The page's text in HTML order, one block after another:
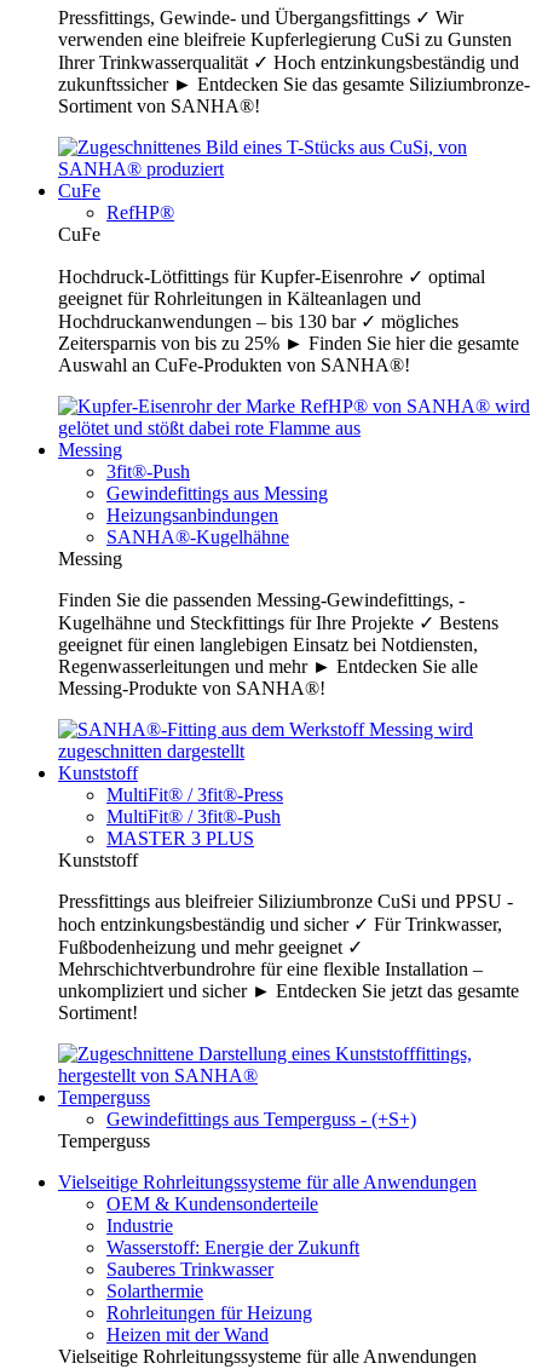
Pressfittings, Gewinde- und Übergangsfittings ✓ Wir
verwenden eine bleifreie Kupferlegierung CuSi zu Gunsten
Ihrer Trinkwasserqualität ✓ Hoch entzinkungsbeständig und
zukunftssicher ► Entdecken Sie das gesamte Siliziumbronze-
Sortiment von SANHA®!
CuFe
RefHP®
CuFe
Hochdruck-Lötfittings für Kupfer-Eisenrohre ✓ optimal
geeignet für Rohrleitungen in Kälteanlagen und
Hochdruckanwendungen – bis 130 bar ✓ mögliches
Zeitersparnis von bis zu 25% ► Finden Sie hier die gesamte
Auswahl an CuFe-Produkten von SANHA®!
Messing
3fit®-Push
Gewindefittings aus Messing
Heizungsanbindungen
SANHA®-Kugelhähne
Messing
Finden Sie die passenden Messing-Gewindefittings, -
Kugelhähne und Steckfittings für Ihre Projekte ✓ Bestens
geeignet für einen langlebigen Einsatz bei Notdiensten,
Regenwasserleitungen und mehr ► Entdecken Sie alle
Messing-Produkte von SANHA®!
Kunststoff
MultiFit® / 3fit®-Press
MultiFit® / 3fit®-Push
MASTER 3 PLUS
Kunststoff
Pressfittings aus bleifreier Siliziumbronze CuSi und PPSU -
hoch entzinkungsbeständig und sicher ✓ Für Trinkwasser,
Fußbodenheizung und mehr geeignet ✓
Mehrschichtverbundrohre für eine flexible Installation –
unkompliziert und sicher ► Entdecken Sie jetzt das gesamte
Sortiment!
Temperguss
Gewindefittings aus Temperguss - (+S+)
Temperguss
Vielseitige Rohrleitungssysteme für alle Anwendungen
OEM & Kundensonderteile
Industrie
Wasserstoff: Energie der Zukunft
Sauberes Trinkwasser
Solarthermie
Rohrleitungen für Heizung
Heizen mit der Wand
Vielseitige Rohrleitungssysteme für alle Anwendungen